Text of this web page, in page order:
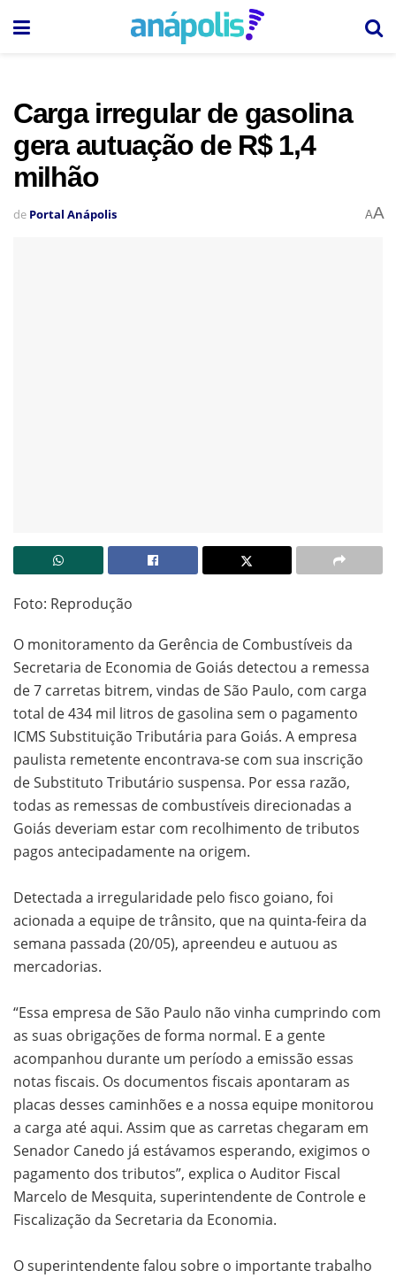
Carga irregular de gasolina
gera autuação de R$ 1,4
milhão
de Portal Anápolis AA
Foto: Reprodução
O monitoramento da Gerência de Combustíveis da
Secretaria de Economia de Goiás detectou a remessa
de 7 carretas bitrem, vindas de São Paulo, com carga
total de 434 mil litros de gasolina sem o pagamento
ICMS Substituição Tributária para Goiás. A empresa
paulista remetente encontrava-se com sua inscrição
de Substituto Tributário suspensa. Por essa razão,
todas as remessas de combustíveis direcionadas a
Goiás deveriam estar com recolhimento de tributos
pagos antecipadamente na origem.
Detectada a irregularidade pelo fisco goiano, foi
acionada a equipe de trânsito, que na quinta-feira da
semana passada (20/05), apreendeu e autuou as
mercadorias.
“Essa empresa de São Paulo não vinha cumprindo com
as suas obrigações de forma normal. E a gente
acompanhou durante um período a emissão essas
notas fiscais. Os documentos fiscais apontaram as
placas desses caminhões e a nossa equipe monitorou
a carga até aqui. Assim que as carretas chegaram em
Senador Canedo já estávamos esperando, exigimos o
pagamento dos tributos”, explica o Auditor Fiscal
Marcelo de Mesquita, superintendente de Controle e
Fiscalização da Secretaria da Economia.
O superintendente falou sobre o importante trabalho